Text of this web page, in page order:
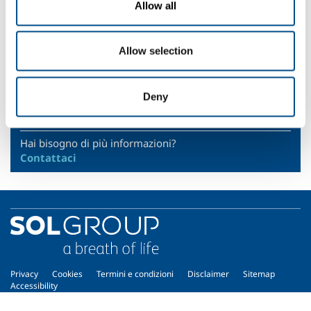
Allow all
Allow selection
Deny
Cosmetica ed erboristeria
Chimica fine
SOL for Industry
Hai bisogno di più informazioni?
Contattaci
Privacy Cookies Termini e condizioni Disclaimer
Sitemap
Accessibility